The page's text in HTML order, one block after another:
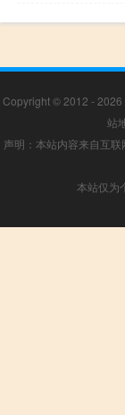
Copyright © 2012 - 2026
站
声明：本站内容来自互
本站仅为